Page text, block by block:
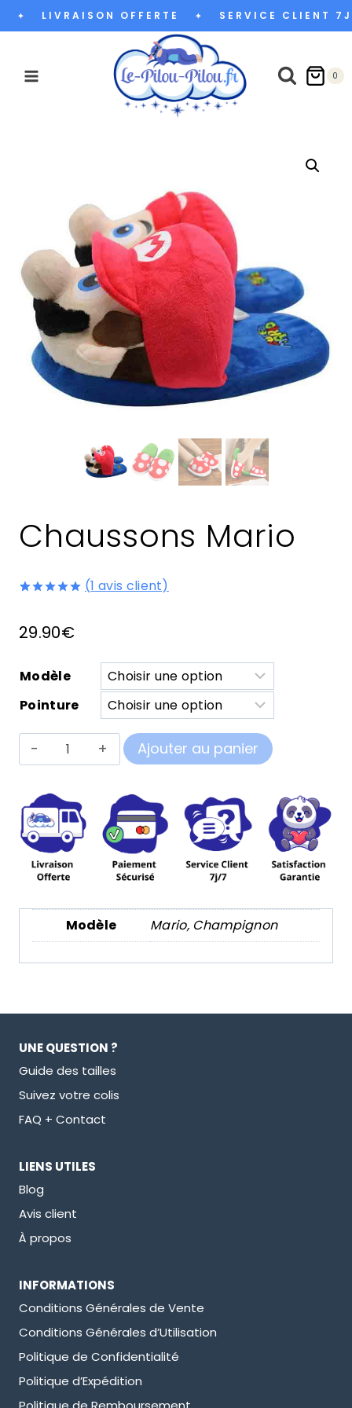
Aller
au
✦ LIVRAISON OFFERTE ✦ SERVICE CLIENT
0
Chaussons Mario
sur notation
(1 avis client)
29.90€
Modèle
Pointure
quantité
de
Mario
Ajouter au panier
Modèle Mario, Champignon
UNE QUESTION ?
Guide des tailles
Suivez votre colis
FAQ + Contact
LIENS UTILES
Blog
Avis client
À propos
INFORMATIONS
Conditions Générales de Vente
Conditions Générales d’Utilisation
Politique de Confidentialité
Politique d’Expédition